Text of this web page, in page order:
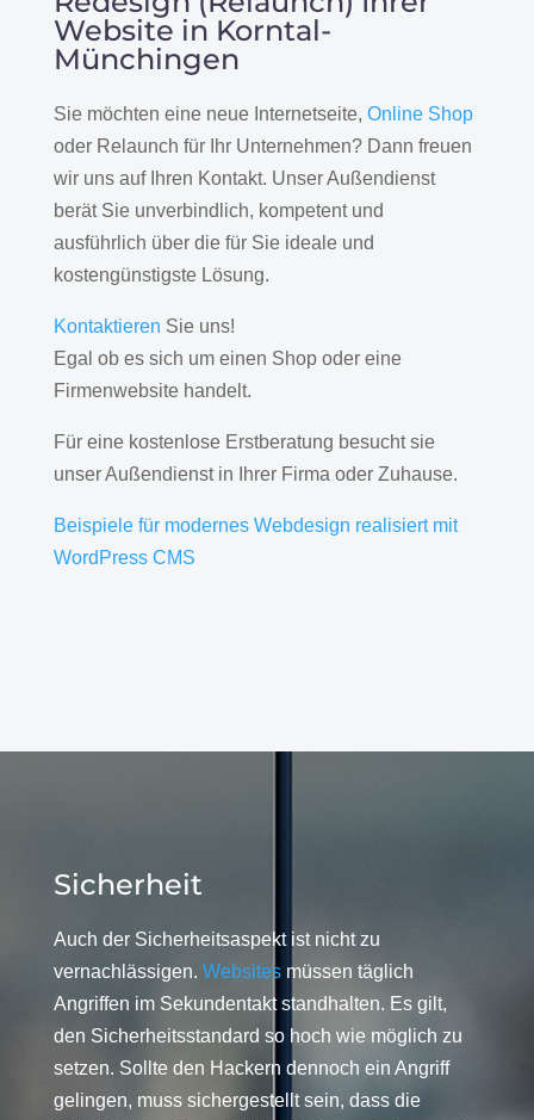
Website in Korntal-
Münchingen
Sie möchten eine neue Internetseite, Online Shop
oder Relaunch für Ihr Unternehmen? Dann freuen
wir uns auf Ihren Kontakt. Unser Außendienst
berät Sie unverbindlich, kompetent und
ausführlich über die für Sie ideale und
kostengünstigste Lösung.
Kontaktieren Sie uns!
Egal ob es sich um einen Shop oder eine
Firmenwebsite handelt.
Für eine kostenlose Erstberatung besucht sie
unser Außendienst in Ihrer Firma oder Zuhause.
Beispiele für modernes Webdesign realisiert mit
WordPress CMS
Sicherheit
Auch der Sicherheitsaspekt ist nicht zu
vernachlässigen. Websitesmüssen täglich
Angriffen im Sekundentakt standhalten. Es gilt,
den Sicherheitsstandard so hoch wie möglich zu
setzen. Sollte den Hackern dennoch ein Angriff
gelingen, muss sichergestellt sein, dass die